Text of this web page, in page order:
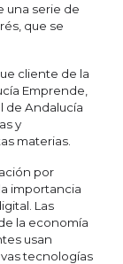
una serie de
que se
cliente de la
Emprende,
de Andalucía
y
materias.
por
importancia
Las
la economía
usan
tecnologías